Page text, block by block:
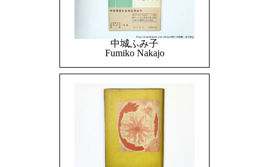
中城ふみ子
Fumiko Nakajo